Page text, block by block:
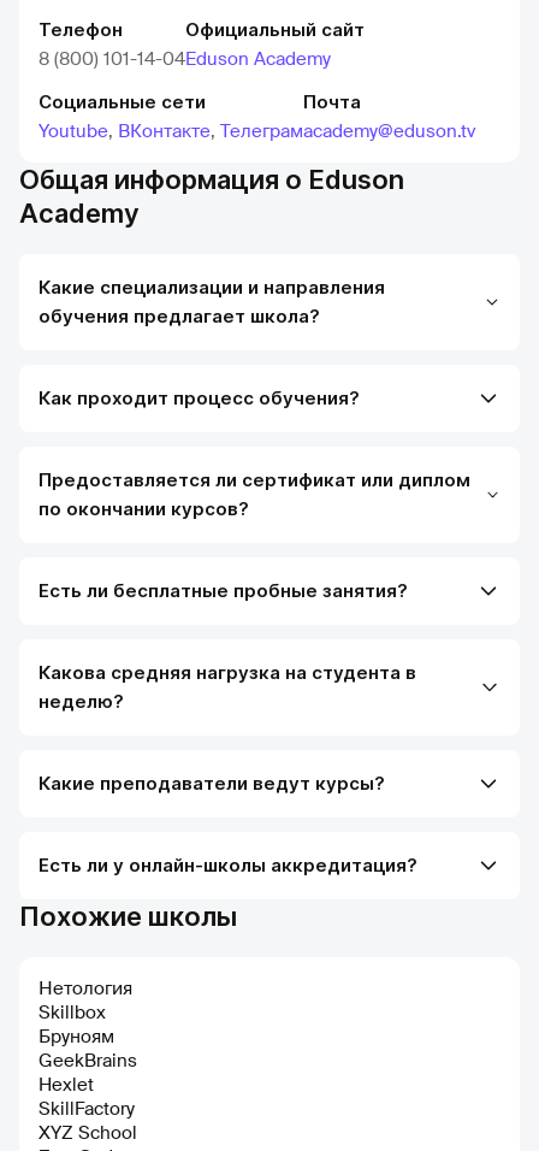
Телефон
8 (800) 101-14-04
Официальный сайт
Eduson Academy
Социальные сети
Youtube, ВКонтакте, Телеграм
Почта
academy@eduson.tv
Общая информация о Eduson
Academy
Какие специализации и направления
обучения предлагает школа?
Как проходит процесс обучения?
Предоставляется ли сертификат или диплом
по окончании курсов?
Есть ли бесплатные пробные занятия?
Какова средняя нагрузка на студента в
неделю?
Какие преподаватели ведут курсы?
Есть ли у онлайн-школы аккредитация?
Похожие школы
Нетология
Skillbox
Бруноям
GeekBrains
Hexlet
SkillFactory
XYZ School